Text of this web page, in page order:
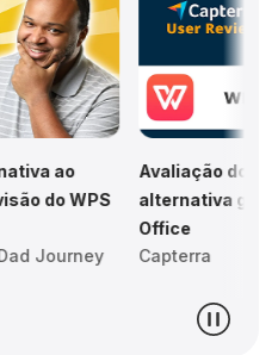
do WPS Office: A melhor
gratuita ao Microsoft